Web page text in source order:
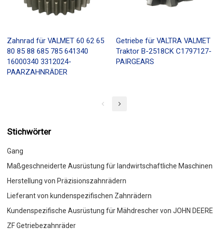
Zahnrad für VALMET 60 62 65
80 85 88 685 785 641340
16000340 3312024-
PAARZAHNRÄDER
Getriebe für VALTRA VALMET
Traktor B-2518CK C1797127-
PAIRGEARS
Stichwörter
Gang
Maßgeschneiderte Ausrüstung für landwirtschaftliche Maschinen
Herstellung von Präzisionszahnrädern
Lieferant von kundenspezifischen Zahnrädern
Kundenspezifische Ausrüstung für Mähdrescher von JOHN DEERE
ZF Getriebezahnräder